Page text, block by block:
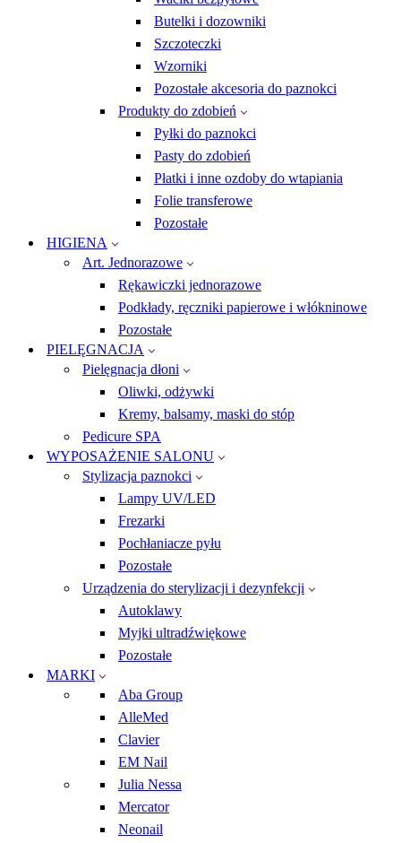
Butelki i dozowniki
Szczoteczki
Wzorniki
Pozostałe akcesoria do paznokci
Produkty do zdobień
Pyłki do paznokci
Pasty do zdobień
Płatki i inne ozdoby do wtapiania
Folie transferowe
Pozostałe
HIGIENA
Art. Jednorazowe
Rękawiczki jednorazowe
Podkłady, ręczniki papierowe i włókninowe
Pozostałe
PIELĘGNACJA
Pielęgnacja dłoni
Oliwki, odżywki
Kremy, balsamy, maski do stóp
Pedicure SPA
WYPOSAŻENIE SALONU
Stylizacja paznokci
Lampy UV/LED
Frezarki
Pochłaniacze pyłu
Pozostałe
Urządzenia do sterylizacji i dezynfekcji
Autoklawy
Myjki ultradźwiękowe
Pozostałe
MARKI
Aba Group
AlleMed
Clavier
EM Nail
Julia Nessa
Mercator
Neonail